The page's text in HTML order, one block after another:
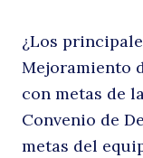
¿Los
Mejoramiento
con metas de
Convenio de
metas del